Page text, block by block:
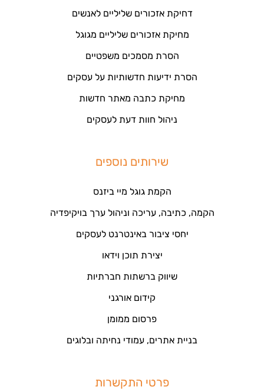
דחיקת אזכורים שליליים לאנשים
מחיקת אזכורים שליליים מגוגל
הסרת מסמכים משפטיים
הסרת ידיעות חדשותיות על עסקים
מחיקת כתבה מאתר חדשות
ניהול חוות דעת לעסקים
שירותים נוספים
הקמת גוגל מיי ביזנס
הקמה, כתיבה, עריכה וניהול ערך בויקיפדיה
יחסי ציבור באינטרנט לעסקים
יצירת תוכן וידאו
שיווק ברשתות חברתיות
קידום אורגני
פרסום ממומן
בניית אתרים, עמודי נחיתה ובלוגים
פרטי התקשרות